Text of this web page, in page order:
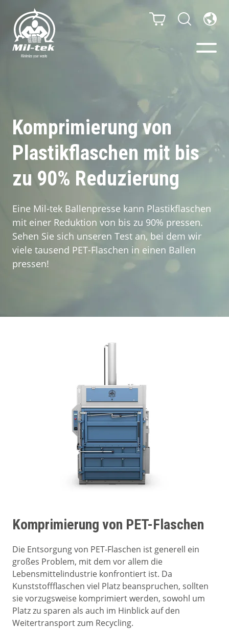
Ballenpressen & Verdichter
Webshop
Abfallsortiersystem
Ihr Unternehmen
Material
Kundenerfahrungen
Kontakt
Komprimierung von
Plastikflaschen mit bis
zu 90% Reduzierung
Eine Mil-tek Ballenpresse kann Plastikflaschen
mit einer Reduktion von bis zu 90% pressen.
Sehen Sie sich unseren Test an, bei dem wir
viele tausend PET-Flaschen in einen Ballen
pressen!
Komprimierung von PET-Flaschen
Die Entsorgung von PET-Flaschen ist generell ein
großes Problem, mit dem vor allem die
Lebensmittelindustrie konfrontiert ist. Da
Kunststoffflaschen viel Platz beanspruchen, sollten
sie vorzugsweise komprimiert werden, sowohl um
Platz zu sparen als auch im Hinblick auf den
Weitertransport zum Recycling.